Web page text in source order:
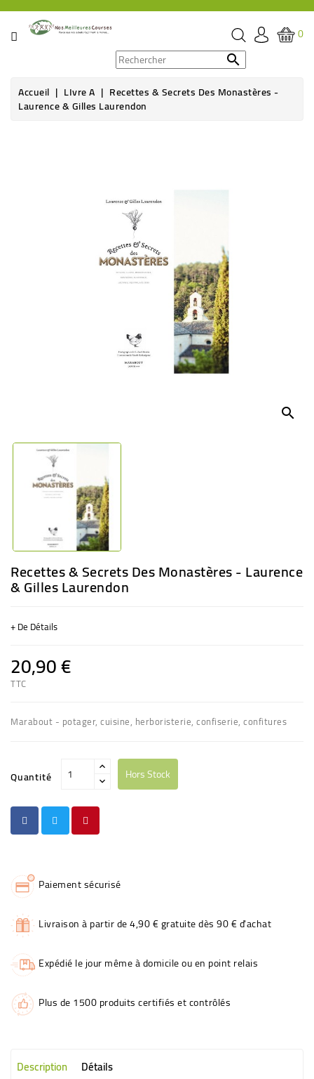
CATÉGORIE
ÉPICERIE
0

Accueil LIvre A Recettes & Secrets Des Monastères -
Laurence & Gilles Laurendon
search
Recettes & Secrets Des Monastères - Laurence
& Gilles Laurendon
+ De Détails
20,90 €
TTC
Marabout - potager, cuisine, herboristerie, confiserie, confitures
Quantité Hors Stock
Paiement sécurisé
Livraison à partir de 4,90 € gratuite dès 90 € d'achat
Expédié le jour même à domicile ou en point relais
Plus de 1500 produits certifiés et contrôlés
Description Détails